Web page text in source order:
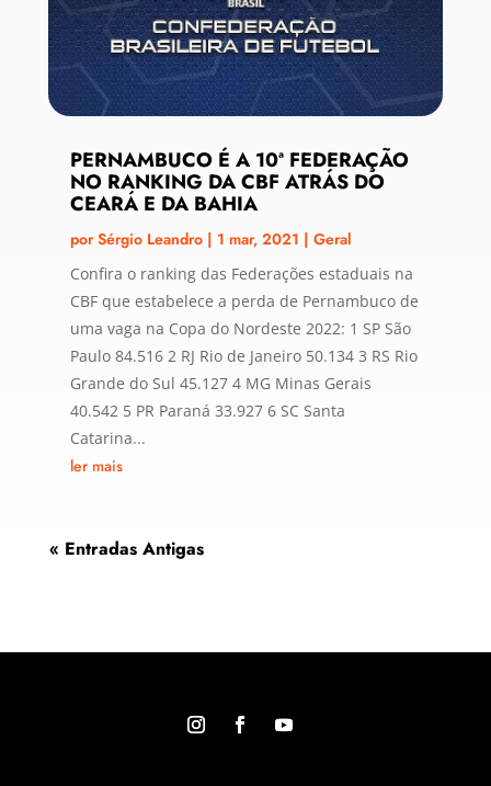
PERNAMBUCO É A 10ª FEDERAÇÃO
NO RANKING DA CBF ATRÁS DO
CEARÁ E DA BAHIA
porSérgio Leandro| 1 mar, 2021 | Geral
Confira o ranking das Federações estaduais na
CBF que estabelece a perda de Pernambuco de
uma vaga na Copa do Nordeste 2022: 1 SP São
Paulo 84.516 2 RJ Rio de Janeiro 50.134 3 RS Rio
Grande do Sul 45.127 4 MG Minas Gerais
40.542 5 PR Paraná 33.927 6 SC Santa
Catarina...
ler mais
« Entradas Antigas